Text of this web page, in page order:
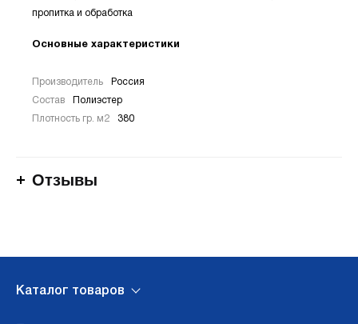
пропитка и обработка
Основные характеристики
Производитель Россия
Состав Полиэстер
Плотность гр. м2 380
Отзывы
Каталог товаров